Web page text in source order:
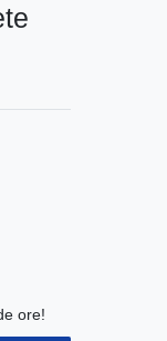
ore!